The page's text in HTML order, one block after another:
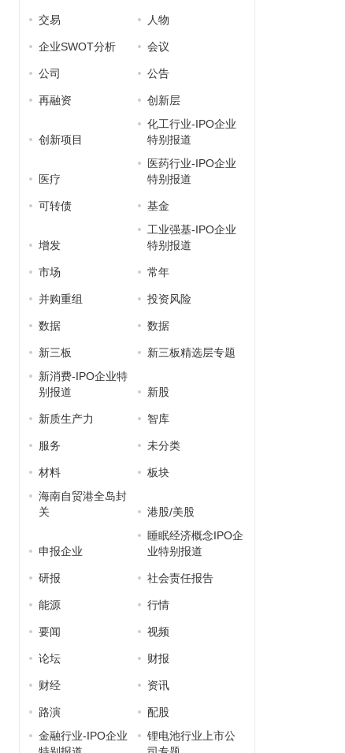
交易 人物
企业SWOT分析 会议
公司 公告
再融资 创新层
创新项目
化工行业-IPO企业
特别报道
医疗
医药行业-IPO企业
特别报道
可转债 基金
增发
工业强基-IPO企业
特别报道
市场 常年
并购重组 投资风险
数据 数据
新三板
新三板精选层专题
新消费-IPO企业特
别报道
新股
新质生产力 智库
服务 未分类
材料
板块
海南自贸港全岛封
关
港股/美股
申报企业
睡眠经济概念IPO企
业特别报道
研报 社会责任报告
能源 行情
要闻 视频
论坛 财报
财经 资讯
路演
配股
金融行业-IPO企业
锂电池行业上市公